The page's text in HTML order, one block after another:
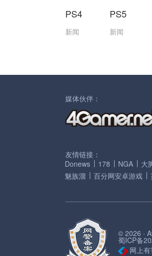
PS4
新闻
PS5
新闻
媒体伙伴：
友情链接：
Donews
178 NGA 大
魅族溜
百分网安卓游戏
© 2026 ·
蜀ICP备
网上